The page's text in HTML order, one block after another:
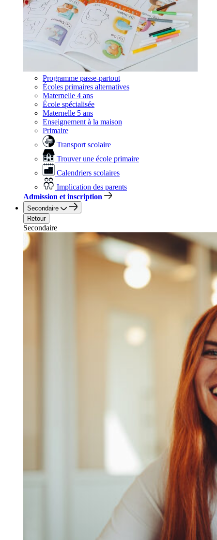
Programme passe-partout
Écoles primaires alternatives
Maternelle 4 ans
École spécialisée
Maternelle 5 ans
Enseignement à la maison
Primaire
Transport scolaire
Trouver une école primaire
Calendriers scolaires
Implication des parents
Admission et inscription
Secondaire
Retour
Secondaire